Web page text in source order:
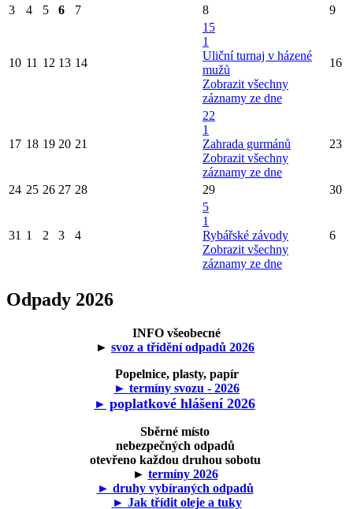
3 4 5 6 7 8 9
10 11 12 13 14
15
1
Uliční turnaj v házené
mužů
Zobrazit všechny
záznamy ze dne
16
17 18 19 20 21
22
1
Zahrada gurmánů
Zobrazit všechny
záznamy ze dne
23
24 25 26 27 28 29 30
31 1 2 3 4
5
1
Rybářské závody
Zobrazit všechny
záznamy ze dne
6
Odpady 2026
INFO všeobecné
► svoz a třídění odpadů 2026
Popelnice, plasty, papír
► termíny svozu - 2026
► poplatkové hlášení 2026
Sběrné místo
nebezpečných odpadů
otevřeno každou druhou sobotu
► termíny 2026
► druhy vybíraných odpadů
► Jak třídit oleje a tuky